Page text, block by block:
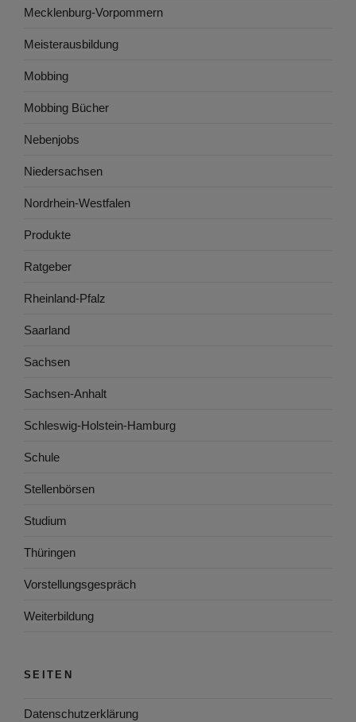
Mecklenburg-Vorpommern
Meisterausbildung
Mobbing
Mobbing Bücher
Nebenjobs
Niedersachsen
Nordrhein-Westfalen
Produkte
Ratgeber
Rheinland-Pfalz
Saarland
Sachsen
Sachsen-Anhalt
Schleswig-Holstein-Hamburg
Schule
Stellenbörsen
Studium
Thüringen
Vorstellungsgespräch
Weiterbildung
SEITEN
Datenschutzerklärung